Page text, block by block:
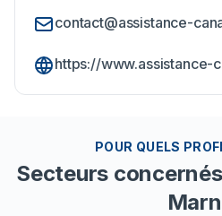
contact@assistance-
https://www.assistance-
POUR QUELS
Secteurs concernés